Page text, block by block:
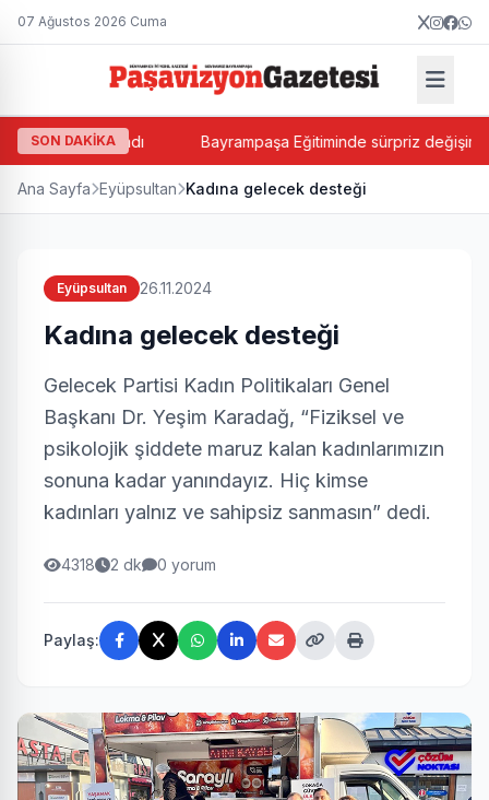
07 Ağustos 2026 Cuma
SON DAKİKA
Balkan atandı Bayrampaşa Eğitiminde sürpriz değişim!
Ana Sayfa Eyüpsultan Kadına gelecek desteği
Eyüpsultan 26.11.2024
Kadına gelecek desteği
Gelecek Partisi Kadın Politikaları Genel
Başkanı Dr. Yeşim Karadağ, “Fiziksel ve
psikolojik şiddete maruz kalan kadınlarımızın
sonuna kadar yanındayız. Hiç kimse
kadınları yalnız ve sahipsiz sanmasın” dedi.
4318 2 dk 0 yorum
Paylaş: